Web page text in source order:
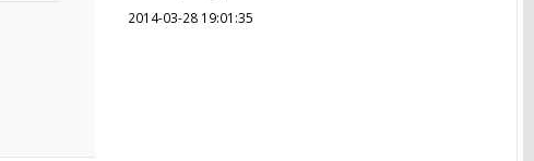
2014-03-28 19:01:35